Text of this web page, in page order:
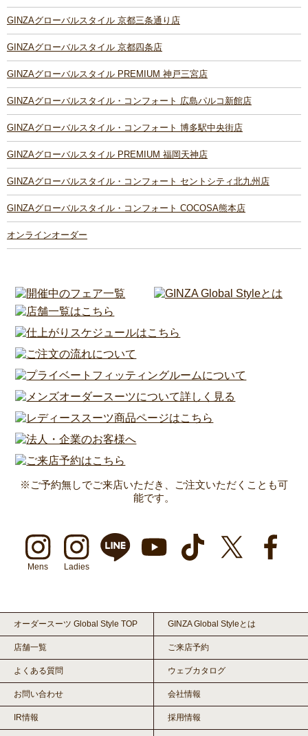
GINZAグローバルスタイル 京都三条通り店
GINZAグローバルスタイル 京都四条店
GINZAグローバルスタイル PREMIUM 神戸三宮店
GINZAグローバルスタイル・コンフォート 広島パルコ新館店
GINZAグローバルスタイル・コンフォート 博多駅中央街店
GINZAグローバルスタイル PREMIUM 福岡天神店
GINZAグローバルスタイル・コンフォート セントシティ北九州店
GINZAグローバルスタイル・コンフォート COCOSA熊本店
オンラインオーダー
※ご予約無しでご来店いただき、ご注文いただくことも可
能です。
Mens Ladies
オーダースーツ Global Style TOP GINZA Global Styleとは
店舗一覧 ご来店予約
よくある質問 ウェブカタログ
お問い合わせ 会社情報
IR情報 採用情報